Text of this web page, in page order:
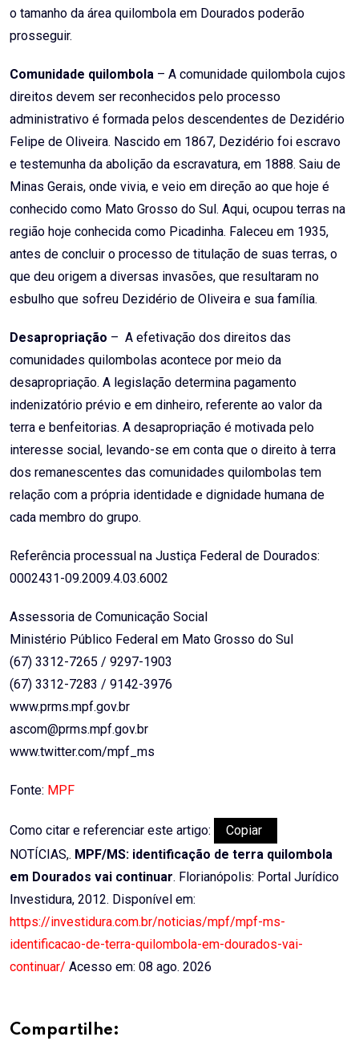
o tamanho da área quilombola em Dourados poderão
prosseguir.
Comunidade quilombola – A comunidade quilombola cujos
direitos devem ser reconhecidos pelo processo
administrativo é formada pelos descendentes de Dezidério
Felipe de Oliveira. Nascido em 1867, Dezidério foi escravo
e testemunha da abolição da escravatura, em 1888. Saiu de
Minas Gerais, onde vivia, e veio em direção ao que hoje é
conhecido como Mato Grosso do Sul. Aqui, ocupou terras na
região hoje conhecida como Picadinha. Faleceu em 1935,
antes de concluir o processo de titulação de suas terras, o
que deu origem a diversas invasões, que resultaram no
esbulho que sofreu Dezidério de Oliveira e sua família.
Desapropriação – A efetivação dos direitos das
comunidades quilombolas acontece por meio da
desapropriação. A legislação determina pagamento
indenizatório prévio e em dinheiro, referente ao valor da
terra e benfeitorias. A desapropriação é motivada pelo
interesse social, levando-se em conta que o direito à terra
dos remanescentes das comunidades quilombolas tem
relação com a própria identidade e dignidade humana de
cada membro do grupo.
Referência processual na Justiça Federal de Dourados:
0002431-09.2009.4.03.6002
Assessoria de Comunicação Social
Ministério Público Federal em Mato Grosso do Sul
(67) 3312-7265 / 9297-1903
(67) 3312-7283 / 9142-3976
www.prms.mpf.gov.br
ascom@prms.mpf.gov.br
www.twitter.com/mpf_ms
Fonte: MPF
Como citar e referenciar este artigo:
Copiar
NOTÍCIAS,. MPF/MS: identificação de terra quilombola
em Dourados vai continuar. Florianópolis: Portal Jurídico
Investidura, 2012. Disponível em:
https://investidura.com.br/noticias/mpf/mpf-ms-
identificacao-de-terra-quilombola-em-dourados-vai-
continuar/ Acesso em: 08 ago. 2026
Compartilhe: